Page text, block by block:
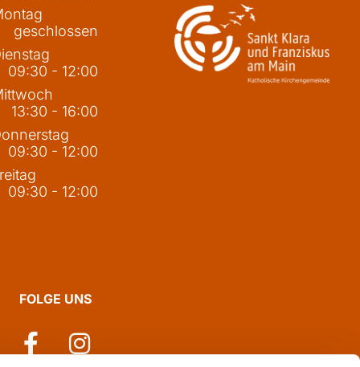
geschlossen
09:30 - 12:00
13:30 - 16:00
09:30 - 12:00
09:30 - 12:00
FOLGE UNS